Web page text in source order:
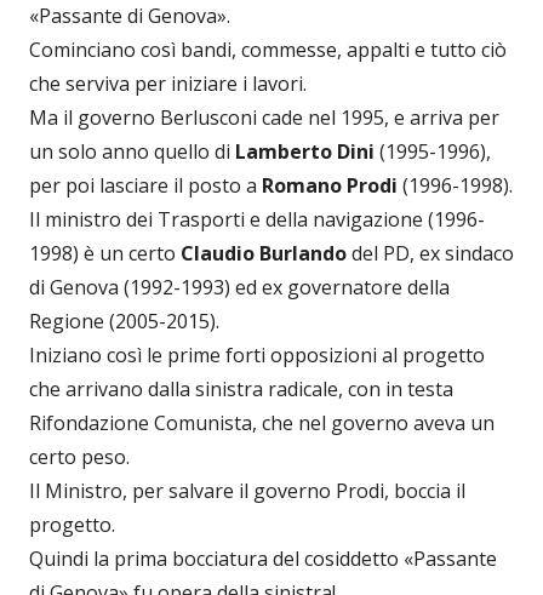
«Passante di Genova».
Cominciano così bandi, commesse, appalti e tutto ciò
che serviva per iniziare i lavori.
Ma il governo Berlusconi cade nel 1995, e arriva per
un solo anno quello di Lamberto Dini (1995-1996),
per poi lasciare il posto a Romano Prodi (1996-1998).
Il ministro dei Trasporti e della navigazione (1996-
1998) è un certo Claudio Burlandodel PD, ex sindaco
di Genova (1992-1993) ed ex governatore della
Regione (2005-2015).
Iniziano così le prime forti opposizioni al progetto
che arrivano dalla sinistra radicale, con in testa
Rifondazione Comunista, che nel governo aveva un
certo peso.
Il Ministro, per salvare il governo Prodi, boccia il
progetto.
Quindi la prima bocciatura del cosiddetto «Passante